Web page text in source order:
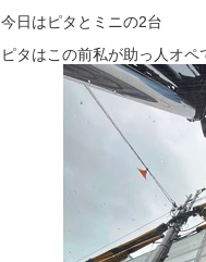
今日はピタとミニの2台
ピタはこの前私が助っ人オ